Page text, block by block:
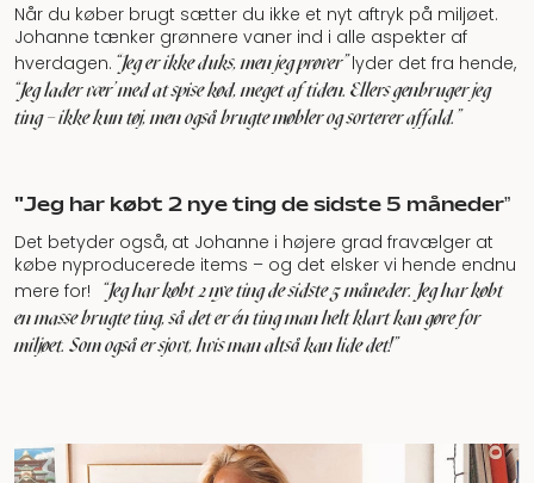
Når du køber brugt sætter du ikke et nyt aftryk på miljøet.
Johanne tænker grønnere vaner ind i alle aspekter af
hverdagen. "Jeg er ikke duks, men jeg prøver”lyder det fra hende,
"Jeg lader vær’ med at spise kød, meget af tiden. Ellers genbruger jeg
ting – ikke kun tøj, men også brugte møbler og sorterer affald.”
"Jeg har købt 2 nye ting de sidste 5 måneder”
Det betyder også, at Johanne i højere grad fravælger at
købe nyproducerede items – og det elsker vi hende endnu
mere for! "Jeg har købt 2 nye ting de sidste 5 måneder. Jeg har købt
en masse brugte ting, så det er én ting man helt klart kan gøre for
miljøet. Som også er sjovt, hvis man altså kan lide det!”